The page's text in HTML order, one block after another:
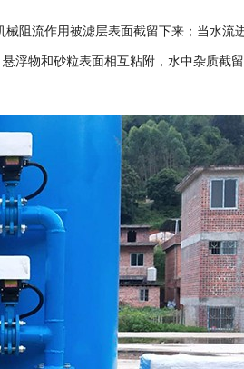
阻流作用被滤层表面截留下来；当水流
浮物和砂粒表面相互粘附，水中杂质截